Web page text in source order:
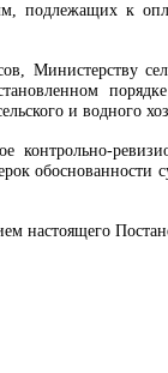
подлежащих к
Министерству
и водного
контрольно-
обоснованности
настоящего